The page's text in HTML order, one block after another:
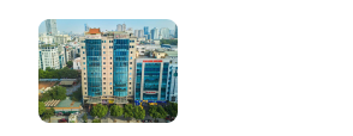
Địa chỉ:Tòa nhà CIC Tower,
0/5(0 Reviews)